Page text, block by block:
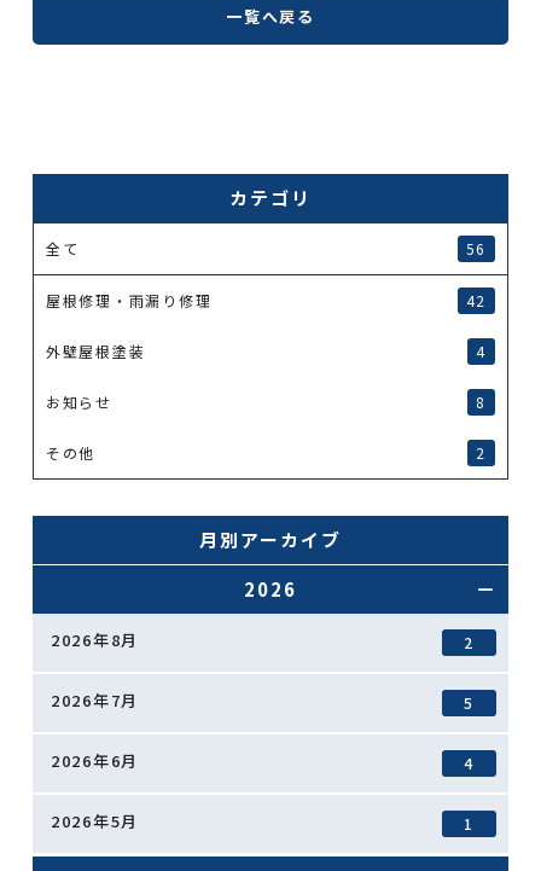
一覧へ戻る
カテゴリ
全て 56
屋根修理・雨漏り修理 42
外壁屋根塗装 4
お知らせ 8
その他 2
月別アーカイブ
2026
2026年8月 2
2026年7月 5
2026年6月 4
2026年5月 1